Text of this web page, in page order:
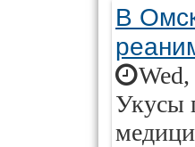
В
Wed,
Укусы